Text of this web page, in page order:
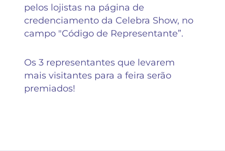
pelos lojistas na página de
credenciamento da Celebra Show, no
campo "Código de Representante”.
Os 3 representantes que levarem
mais visitantes para a feira serão
premiados!